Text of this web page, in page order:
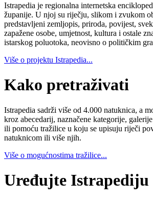
Istrapedia je regionalna internetska
županije. U njoj su riječju, slikom i zvukom
predstavljeni zemljopis, priroda, povijest,
zapažene osobe, umjetnost, kultura i ostale
istarskog poluotoka, neovisno o političkim
Više o projektu Istrapedia...
Kako pretraživati
Istrapedia sadrži više od 4.000 natuknica, a
kroz abecedarij, naznačene kategorije,
ili pomoću tražilice u koju se upisuju riječi
natuknicom ili više njih.
Više o mogućnostima tražilice...
Uređujte Istrapediju